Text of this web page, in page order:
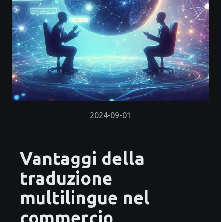
2024-09-01
Vantaggi della
traduzione
multilingue nel
commercio